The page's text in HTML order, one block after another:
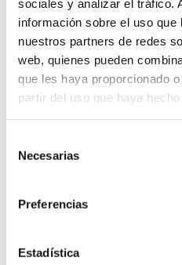
sociales y analizar el tráfico.
información sobre el uso que
nuestros partners de redes
web, quienes pueden
que les haya proporcionado
partir del uso que haya
Necesarias
Preferencias
Estadística